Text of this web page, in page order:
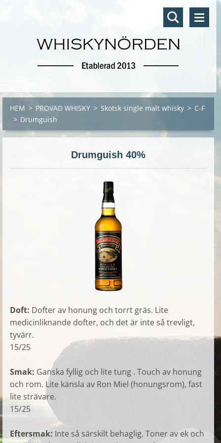
HEM > PROVAD WHISKY > Skotsk single malt whisky > C-F
> Drumguish
Drumguish 40%
Doft: Dofter av honung och torrt gräs. Lite
medicinliknande dofter, och det är inte så trevligt,
tyvärr.
15/25
Smak: Ganska fyllig och lite tung . Touch av honung
och rom. Lite känsla av Ron Miel (honungsrom), fast
lite strävare.
15/25
Eftersmak: Inte så särskilt behaglig. Toner av ek och